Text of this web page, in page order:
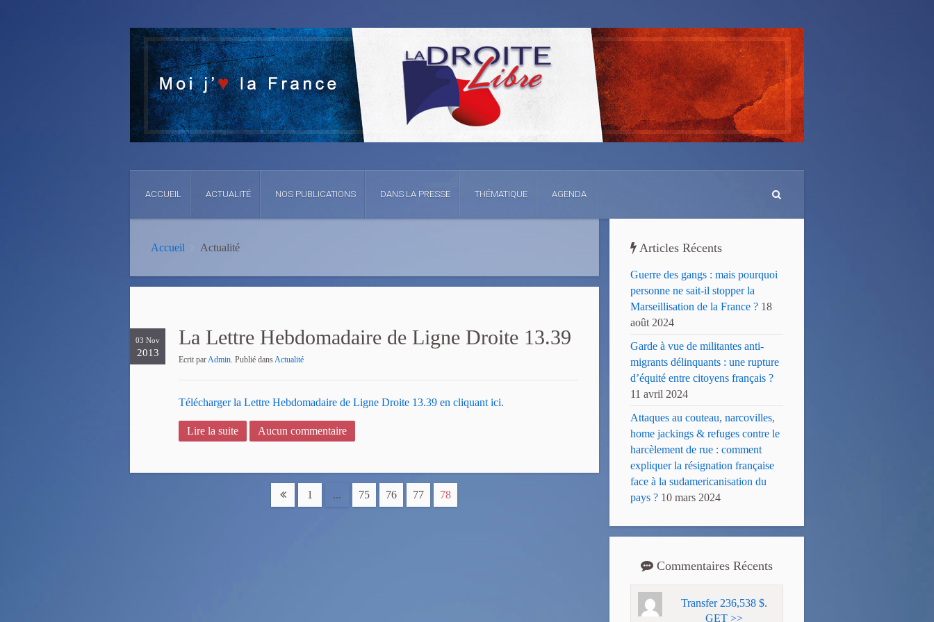
ACCUEIL ACTUALITÉ NOS PUBLICATIONS DANS LA PRESSE THÉMATIQUE AGENDA
Accueil Actualité
03 Nov
2013
La Lettre Hebdomadaire de Ligne Droite 13.39
Ecrit parAdmin. Publié dansActualité
Télécharger la Lettre Hebdomadaire de Ligne Droite 13.39 en cliquant ici.
Lire la suite Aucun commentaire
1 ... 75 76 77 78
Articles Récents
Guerre des gangs : mais pourquoi
personne ne sait-il stopper la
Marseillisation de la France ? 18
août 2024
Garde à vue de militantes anti-
migrants délinquants : une rupture
d’équité entre citoyens français ?
11 avril 2024
Attaques au couteau, narcovilles,
home jackings & refuges contre le
harcèlement de rue : comment
expliquer la résignation française
face à la sudamericanisation du
pays ? 10 mars 2024
Commentaires Récents
Transfer 236,538 $.
GET >>